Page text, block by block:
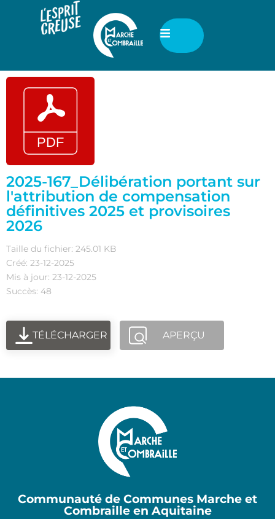
2025-167_Délibération portant sur
l'attribution de compensation
définitives 2025 et provisoires
2026
Taille du fichier: 245.01 KB
Créé: 23-12-2025
Mis à jour: 23-12-2025
Succès: 48
TÉLÉCHARGER APERÇU
Communauté de Communes Marche et
Combraille en Aquitaine